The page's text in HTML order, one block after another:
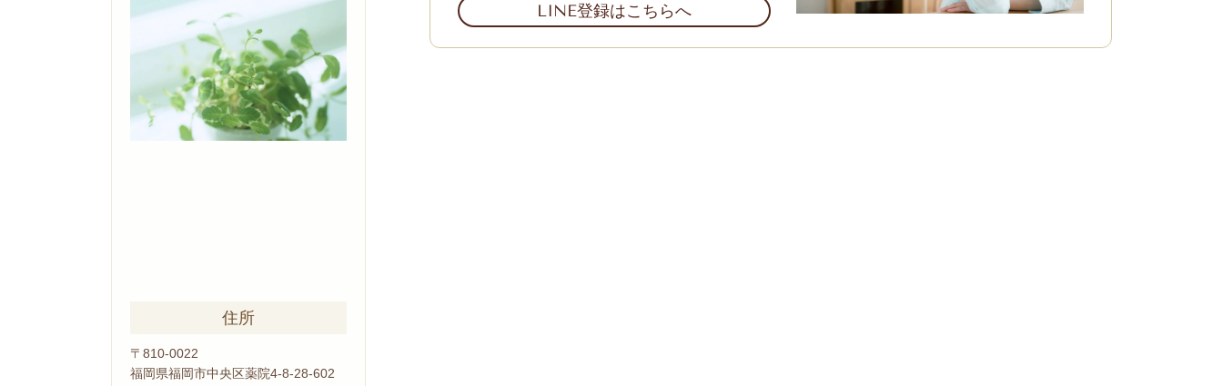
LINE登録はこちらへ
住所
〒810-0022
福岡県福岡市中央区薬院4-8-28-602